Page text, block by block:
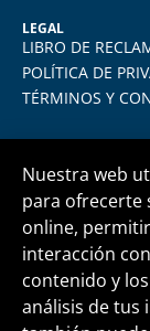
LEGAL
LIBRO DE
POLÍTICA DE
TÉRMINOS Y
Nuestra web
para ofrecerte
online,
interacción
contenido y
análisis de tus